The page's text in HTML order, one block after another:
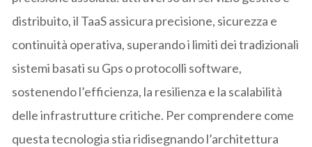
distribuito, il TaaS assicura precisione, sicurezza e
continuità operativa, superando i limiti dei tradizionali
sistemi basati su Gps o protocolli software,
sostenendo l’efficienza, la resilienza e la scalabilità
delle infrastrutture critiche. Per comprendere come
questa tecnologia stia ridisegnando l’architettura